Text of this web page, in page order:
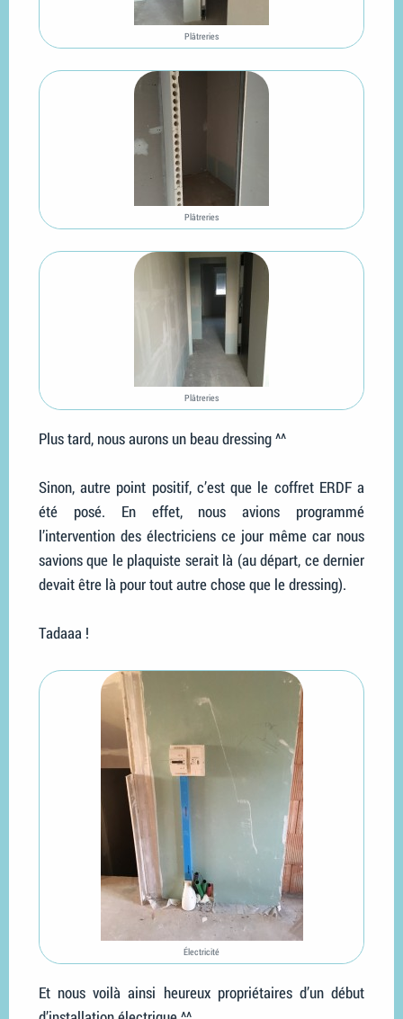
Plâtreries
Plâtreries
Plâtreries
Plus tard, nous aurons un beau dressing ^^
Sinon, autre point positif, c’est que le coffret ERDF a
été posé. En effet, nous avions programmé
l’intervention des électriciens ce jour même car nous
savions que le plaquiste serait là (au départ, ce dernier
devait être là pour tout autre chose que le dressing).
Tadaaa !
Électricité
Et nous voilà ainsi heureux propriétaires d’un début